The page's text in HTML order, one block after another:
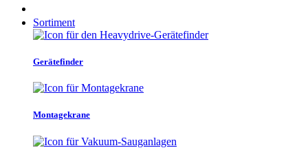
Sortiment
Gerätefinder
Montagekrane